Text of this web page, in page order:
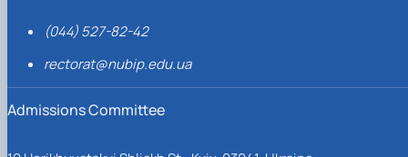
(044) 527-82-42
rectorat@nubip.edu.ua
Admissions Committee